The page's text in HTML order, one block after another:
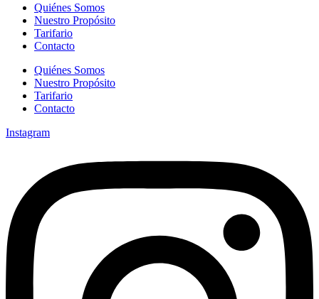
Quiénes Somos
Nuestro Propósito
Tarifario
Contacto
Quiénes Somos
Nuestro Propósito
Tarifario
Contacto
Instagram